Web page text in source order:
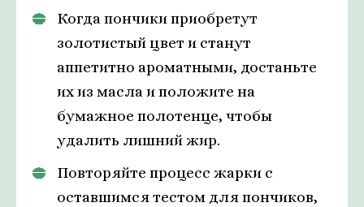
Когда пончики приобретут
золотистый цвет и станут
аппетитно ароматными, достаньте
их из масла и положите на
бумажное полотенце, чтобы
удалить лишний жир.
Повторяйте процесс жарки с
оставшимся тестом для пончиков,